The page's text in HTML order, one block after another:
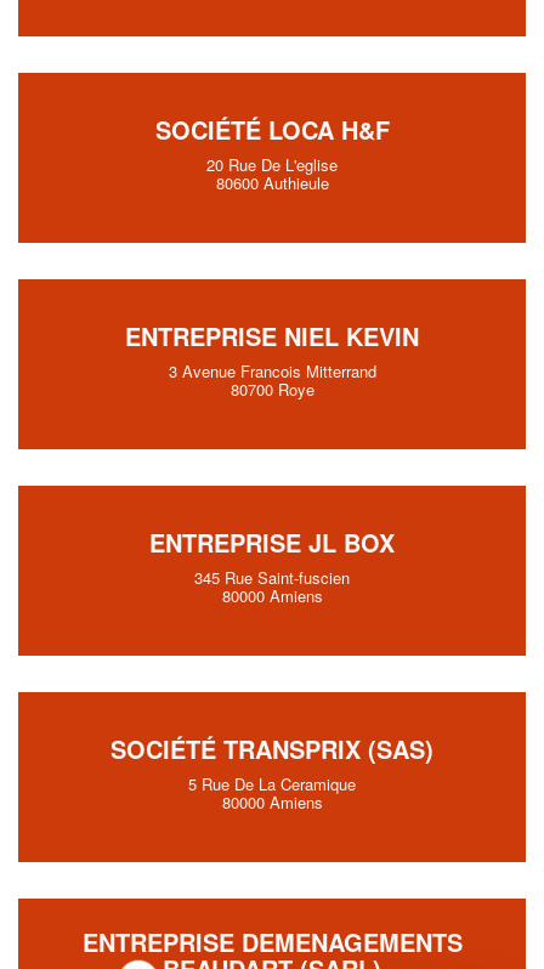
SOCIÉTÉ LOCA H&F
20 Rue De L'eglise
80600 Authieule
ENTREPRISE NIEL KEVIN
3 Avenue Francois Mitterrand
80700 Roye
ENTREPRISE JL BOX
345 Rue Saint-fuscien
80000 Amiens
SOCIÉTÉ TRANSPRIX (SAS)
5 Rue De La Ceramique
80000 Amiens
ENTREPRISE DEMENAGEMENTS